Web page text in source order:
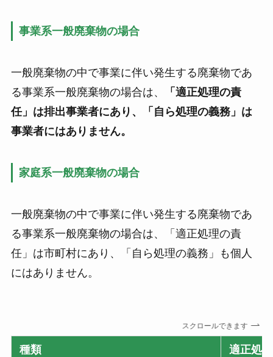
事業系一般廃棄物の場合
一般廃棄物の中で事業に伴い発生する廃棄物であ
る事業系一般廃棄物の場合は、
「適正処理の責
任」は排出事業者にあり、「自ら処理の義務」は
事業者にはありません。
家庭系一般廃棄物の場合
一般廃棄物の中で事業に伴い発生する廃棄物であ
る事業系一般廃棄物の場合は、「適正処理の責
任」は市町村にあり、「自ら処理の義務」も個人
にはありません。
スクロールできます
種類 適正処